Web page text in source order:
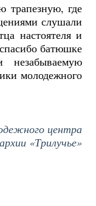
трапезную, где
слушали
настоятеля и
батюшке
молодежного
центра
«Трилучье»